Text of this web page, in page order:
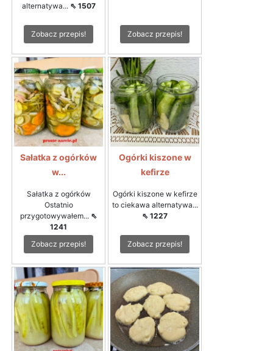
alternatywa... ⇖ 1507
Zobacz przepis! Zobacz przepis!
Sałatka z ogórków
w...
Sałatka z ogórków
Ostatnio
przygotowywałem... ⇖
1241
Zobacz przepis!
Ogórki kiszone w
kefirze
Ogórki kiszone w kefirze
to ciekawa alternatywa...
⇖ 1227
Zobacz przepis!